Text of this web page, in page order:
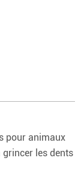
pour animaux
les dents